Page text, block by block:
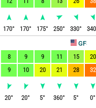
GFS
170° 170° 175° 250° 330° 340
8 9 9 11 15
20
9 10 20 21 28 32
20° 20° 5° 360° 5° 0°